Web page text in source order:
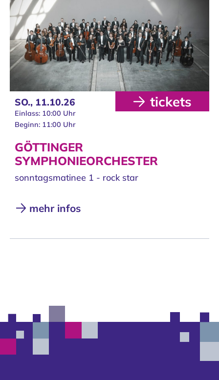
SO., 11.10.26
Einlass: 10:00 Uhr
Beginn: 11:00 Uhr
tickets
GÖTTINGER
SYMPHONIEORCHESTER
sonntagsmatinee 1 - rock star
mehr infos